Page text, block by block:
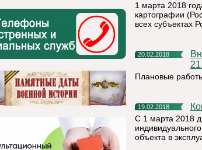
1 марта 2018
картографии
всех субъектах
20.02.2018
Внимание населению!!! отключение электроэнергии
Плановые
19.02.2018
С 1 марта 2018
объекта в